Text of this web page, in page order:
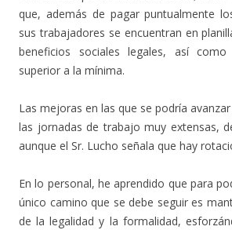
que, además de pagar puntualmente
sus trabajadores se encuentran en
beneficios sociales legales, así como
superior a la mínima.
Las mejoras en las que se podría
las jornadas de trabajo muy extensas,
aunque el Sr. Lucho señala que hay
En lo personal, he aprendido que para
único camino que se debe seguir es
de la legalidad y la formalidad,